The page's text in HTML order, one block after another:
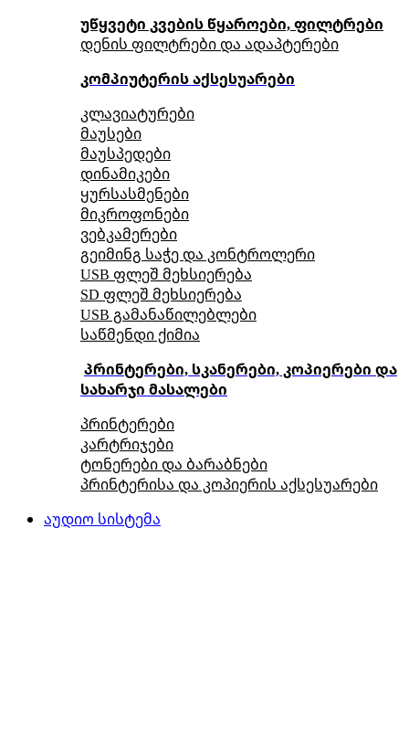
უწყვეტი კვების წყაროები, ფილტრები
დენის ფილტრები და ადაპტერები
კომპიუტერის აქსესუარები
კლავიატურები
მაუსები
მაუსპედები
დინამიკები
ყურსასმენები
მიკროფონები
ვებკამერები
გეიმინგ საჭე და კონტროლერი
USB ფლეშ მეხსიერება
SD ფლეშ მეხსიერება
USB გამანაწილებლები
საწმენდი ქიმია
პრინტერები, სკანერები, კოპიერები და
სახარჯი მასალები
პრინტერები
კარტრიჯები
ტონერები და ბარაბნები
პრინტერისა და კოპიერის აქსესუარები
აუდიო სისტემა